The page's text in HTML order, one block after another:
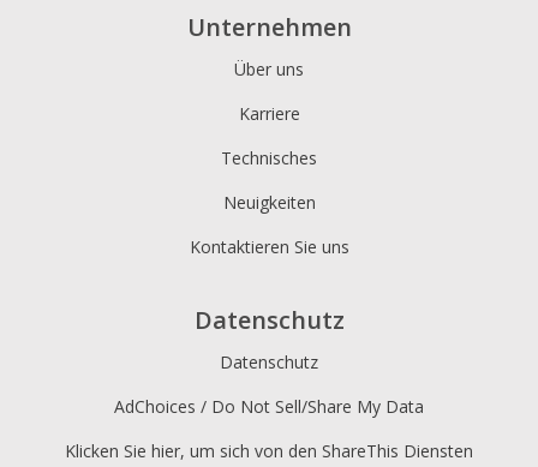
Unternehmen
Über uns
Karriere
Technisches
Neuigkeiten
Kontaktieren Sie uns
Datenschutz
Datenschutz
AdChoices / Do Not Sell/Share My Data
Klicken Sie hier, um sich von den ShareThis Diensten